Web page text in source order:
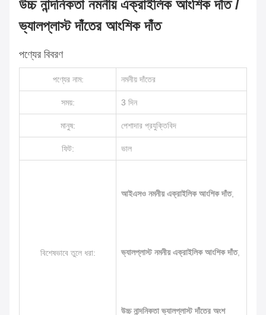
উচ্চ নান্দনিকতা নমনীয় এক্রাইলিক আংশিক দাঁত /
ভ্যালপ্লাস্ট দাঁতের আংশিক দাঁত
পণ্যের বিবরণ
পণ্যের নাম: নমনীয় দাঁতের
সময়: 3 দিন
মানুষ: পেশাদার প্রযুক্তিবিদ
ফিট: ভাল
বিশেষভাবে তুলে ধরা:
আইএসও নমনীয় এক্রাইলিক আংশিক দাঁত,
ভ্যালপ্লাস্ট নমনীয় এক্রাইলিক আংশিক দাঁত,
উচ্চ নান্দনিকতা ভ্যালপ্লাস্ট দাঁতের অংশ